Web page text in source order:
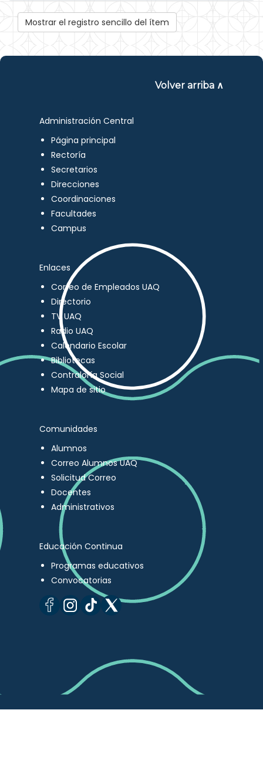
Mostrar el registro sencillo del ítem
Volver arriba ∧
Administración Central
Página principal
Rectoría
Secretarios
Direcciones
Coordinaciones
Facultades
Campus
Enlaces
Correo de Empleados UAQ
Directorio
TV UAQ
Radio UAQ
Calendario Escolar
Bibliotecas
Contraloría Social
Mapa de sitio
Comunidades
Alumnos
Correo Alumnos UAQ
Solicitud Correo
Docentes
Administrativos
Educación Continua
Programas educativos
Convocatorias